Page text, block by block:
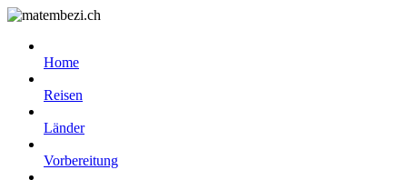
Home
Reisen
Länder
Vorbereitung